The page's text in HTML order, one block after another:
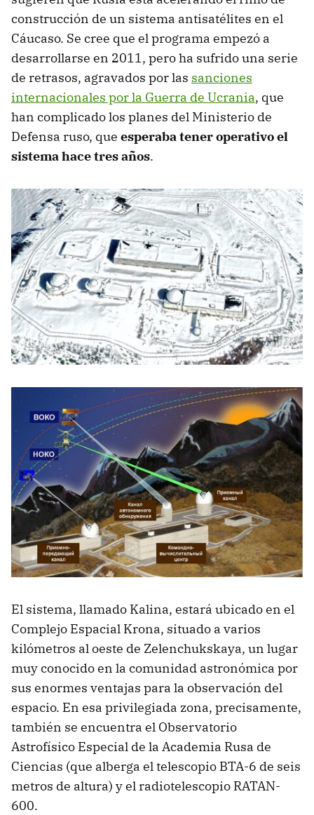
construcción de un sistema antisatélites en el
Cáucaso. Se cree que el programa empezó a
desarrollarse en 2011, pero ha sufrido una serie
de retrasos, agravados por las sanciones
internacionales por la Guerra de Ucrania, que
han complicado los planes del Ministerio de
Defensa ruso, que esperaba tener operativo el
sistema hace tres años.
El sistema, llamado Kalina, estará ubicado en el
Complejo Espacial Krona, situado a varios
kilómetros al oeste de Zelenchukskaya, un lugar
muy conocido en la comunidad astronómica por
sus enormes ventajas para la observación del
espacio. En esa privilegiada zona, precisamente,
también se encuentra el Observatorio
Astrofísico Especial de la Academia Rusa de
Ciencias (que alberga el telescopio BTA-6 de seis
metros de altura) y el radiotelescopio RATAN-
600.